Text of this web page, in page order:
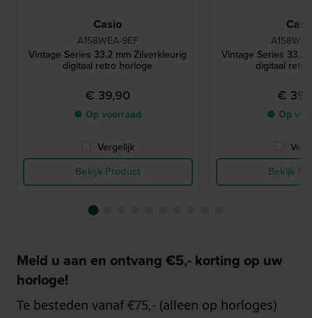
Casio
A158WEA-9EF
Vintage Series 33.2 mm Zilverkleurig
digitaal retro horloge
€ 39,90
● Op voorraad
Vergelijk
Bekijk Product
Vintage Series 33.2
digitaal
€
● Op
Bekijk
Meld u aan en ontvang €5,- korting op uw
horloge!
Te besteden vanaf €75,- (alleen op horloges)